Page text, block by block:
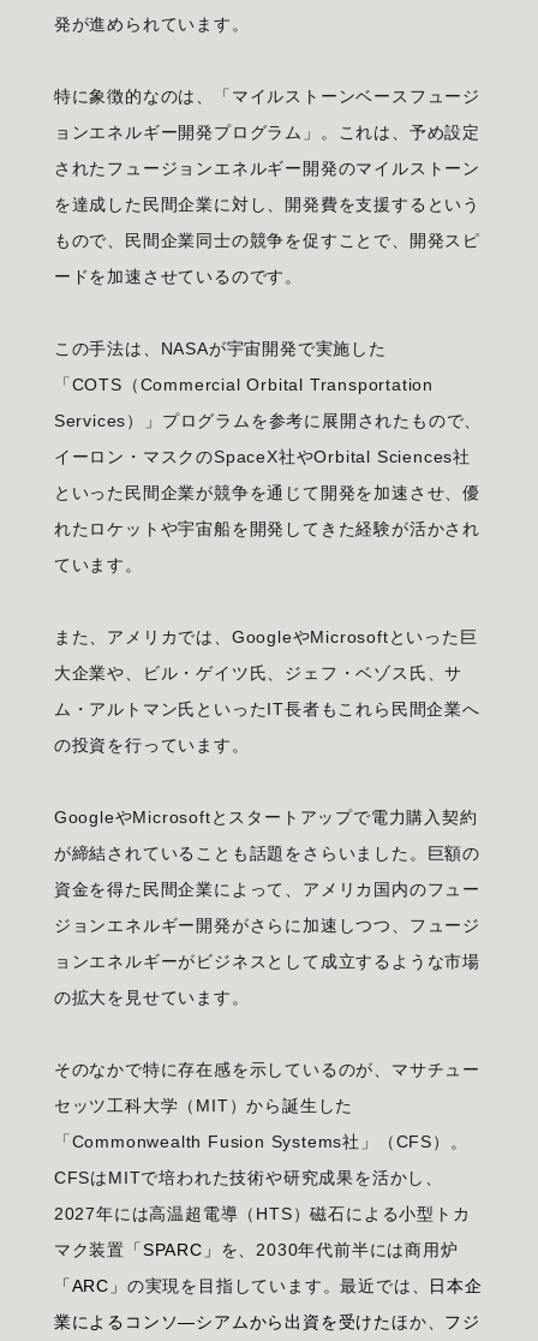
発が進められています。
特に象徴的なのは、「マイルストーンベースフュージ
ョンエネルギー開発プログラム」。これは、予め設定
されたフュージョンエネルギー開発のマイルストーン
を達成した民間企業に対し、開発費を支援するという
もので、民間企業同士の競争を促すことで、開発スピ
ードを加速させているのです。
この手法は、NASAが宇宙開発で実施した
「COTS（Commercial Orbital Transportation
Services）」プログラムを参考に展開されたもので、
イーロン・マスクのSpaceX社やOrbital Sciences社
といった民間企業が競争を通じて開発を加速させ、優
れたロケットや宇宙船を開発してきた経験が活かされ
ています。
また、アメリカでは、GoogleやMicrosoftといった巨
大企業や、ビル・ゲイツ氏、ジェフ・ベゾス氏、サ
ム・アルトマン氏といったIT長者もこれら民間企業へ
の投資を行っています。
GoogleやMicrosoftとスタートアップで電力購入契約
が締結されていることも話題をさらいました。巨額の
資金を得た民間企業によって、アメリカ国内のフュー
ジョンエネルギー開発がさらに加速しつつ、フュージ
ョンエネルギーがビジネスとして成立するような市場
の拡大を見せています。
そのなかで特に存在感を示しているのが、マサチュー
セッツ工科大学（MIT）から誕生した
「Commonwealth Fusion Systems社」（CFS）。
CFSはMITで培われた技術や研究成果を活かし、
2027年には高温超電導（HTS）磁石による小型トカ
マク装置 「SPARC」 を、2030年代前半には商用炉
「ARC」 の実現を目指しています。最近では、 日本企
業によるコンソ―シアムから出資を受けたほか、 フジ